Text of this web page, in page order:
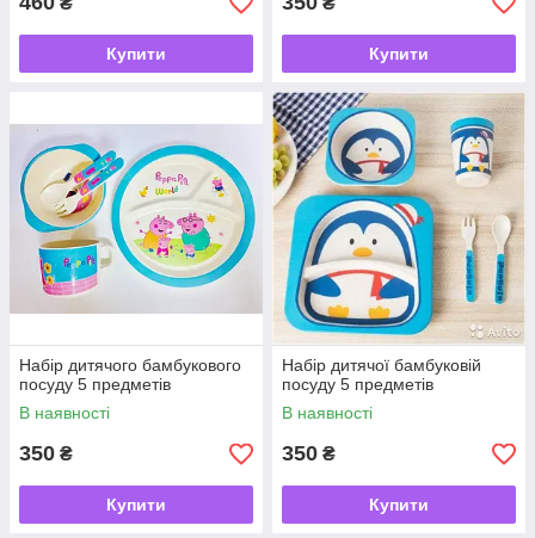
Купити Купити
Набір дитячого бамбукового
посуду 5 предметів
В наявності
350 ₴
Купити
Набір дитячої бамбуковій
посуду 5 предметів
В наявності
350 ₴
Купити